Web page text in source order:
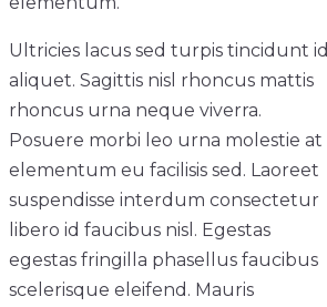
Ultricies lacus sed turpis tincidunt id
aliquet. Sagittis nisl rhoncus mattis
rhoncus urna neque viverra.
Posuere morbi leo urna molestie at
elementum eu facilisis sed. Laoreet
suspendisse interdum consectetur
libero id faucibus nisl. Egestas
egestas fringilla phasellus faucibus
scelerisque eleifend. Mauris